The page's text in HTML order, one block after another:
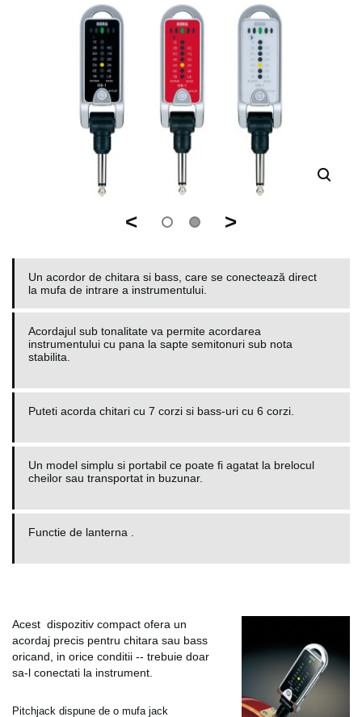
< >
Un acordor de chitara si bass, care se conectează direct
la mufa de intrare a instrumentului.
Acordajul sub tonalitate va permite acordarea
instrumentului cu pana la sapte semitonuri sub nota
stabilita.
Puteti acorda chitari cu 7 corzi si bass-uri cu 6 corzi.
Un model simplu si portabil ce poate fi agatat la brelocul
cheilor sau transportat in buzunar.
Functie de lanterna .
Acest dispozitiv compact ofera un
acordaj precis pentru chitara sau bass
oricand, in orice conditii -- trebuie doar
sa-l conectati la instrument.
Pitchjack dispune de o mufa jack